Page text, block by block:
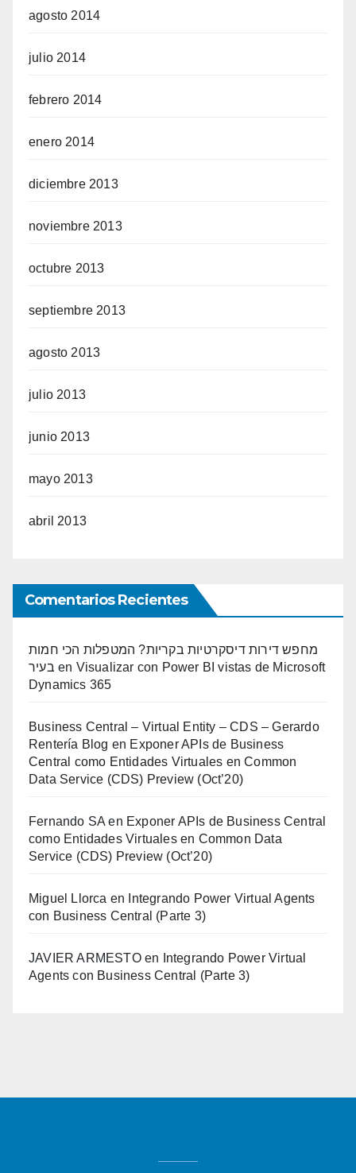
agosto 2014
julio 2014
febrero 2014
enero 2014
diciembre 2013
noviembre 2013
octubre 2013
septiembre 2013
agosto 2013
julio 2013
junio 2013
mayo 2013
abril 2013
Comentarios Recientes
מחפש דירות דיסקרטיות בקריות? המטפלות הכי חמות
בעיר en Visualizar con Power BI vistas de Microsoft
Dynamics 365
Business Central – Virtual Entity – CDS – Gerardo
Rentería Blog en Exponer APIs de Business
Central como Entidades Virtuales en Common
Data Service (CDS) Preview (Oct’20)
Fernando SA en Exponer APIs de Business Central
como Entidades Virtuales en Common Data
Service (CDS) Preview (Oct’20)
Miguel Llorca en
Integrando Power Virtual Agents
con Business Central (Parte 3)
JAVIER ARMESTOen
Integrando Power Virtual
Agents con Business Central (Parte 3)